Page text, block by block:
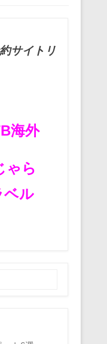
a
サイトリ
海外
ゃら
ル